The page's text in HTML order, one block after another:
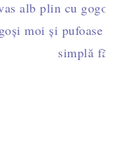
și lămâie -
moi și pufoase
simplă